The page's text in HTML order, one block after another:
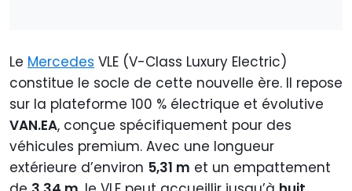
Le Mercedes VLE (V-Class Luxury Electric)
constitue le socle de cette nouvelle ère. Il repose
sur la plateforme 100 % électrique et évolutive
VAN.EA, conçue spécifiquement pour des
véhicules premium. Avec une longueur
extérieure d’environ 5,31 m et un empattement